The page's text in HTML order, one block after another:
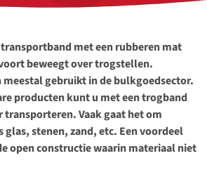
met een rubberen mat
beweegt over trogstellen.
gebruikt in de bulkgoedsector.
producten kunt u met een trogband
transporteren. Vaak gaat het om
stenen, zand, etc. Een voordeel
open constructie waarin materiaal niet